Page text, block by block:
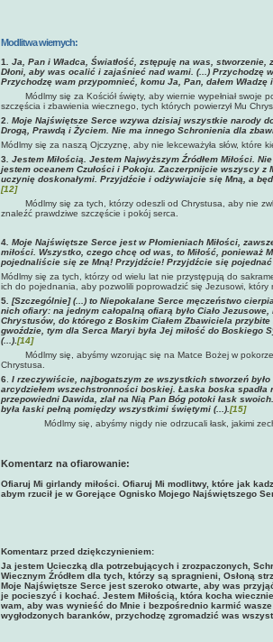
Modlitwa wiernych:
1
Ja, Pan i Władca, Światłość, zstępuję na was,
Dłoni, aby was ocalić i zajaśnieć nad wami. (...) Przychodzę
Przychodzę wam przypomnieć, komu Ja, Pan, dałem
Módlmy się za Kościół święty, aby wiernie wypełniał
szczęścia i zbawienia wiecznego, tych których powierzył Mu
2
Moje Najświętsze Serce wzywa dzisiaj wszystkie narody
Drogą, Prawdą i Życiem. Nie ma innego Schronienia dla
Módlmy się za naszą Ojczyznę, aby nie lekceważyła słów, które
3 . Jestem Miłością. Jestem Najwyższym Źródłem Miłości.
jestem oceanem Czułości i Pokoju. Zaczerpnijcie wszyscy z
uczynię doskonałymi. Przyjdźcie i odżywiajcie się Mną, a
[12]
Módlmy się za tych, którzy odeszli od Chrystusa, aby nie
znaleźć prawdziwe szczęście i pokój serca.
4 Moje Najświętsze Serce jest w Płomieniach Miłości,
miłości. Wszystko, czego chcę od was, to Miłość, ponieważ
pojednaliście się ze Mną! Przyjdźcie! Przyjdźcie się
Módlmy się za tych, którzy od wielu lat nie przystępują do
ich do pojednania, aby pozwolili poprowadzić się Jezusowi, który
5 [Szczególnie] (...) to Niepokalane Serce męczeństwo
nich ofiary: na jednym całopalną ofiarą było Ciało
Chrystusów, do którego z Boskim Ciałem Zbawiciela
gwoździe, tym dla Serca Maryi była Jej miłość do Boskiego
(...) [14]
Módlmy się, abyśmy wzorując się na Matce Bożej w
Chrystusa.
6
I rzeczywiście, najbogatszym ze wszystkich stworzeń
arcydziełem wszechstronności boskiej. Łaska boska
przepowiedni Dawida, zlał na Nią Pan Bóg potoki łask
była łaski pełną pomiędzy wszystkimi świętymi (...). [15]
Módlmy się, abyśmy nigdy nie odrzucali łask, jakimi
Komentarz na ofiarowanie:
Ofiaruj Mi girlandy miłości. Ofiaruj Mi modlitwy, które jak
abym rzucił je w Gorejące Ognisko Mojego Najświętszego
Komentarz przed dziękczynieniem:
Ja jestem Ucieczką dla potrzebujących i zrozpaczonych,
Wiecznym Źródłem dla tych, którzy są spragnieni, Osłoną
Moje Najświętsze Serce jest szeroko otwarte, aby was
je pocieszyć i kochać. Jestem Miłością, która kocha
wam, aby was wynieść do Mnie i bezpośrednio karmić
wygłodzonych baranków, przychodzę zgromadzić was